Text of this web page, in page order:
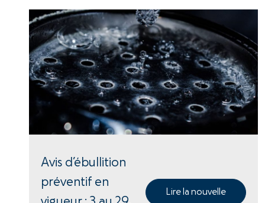
Avis d’ébullition
préventif en
Lire la nouvelle